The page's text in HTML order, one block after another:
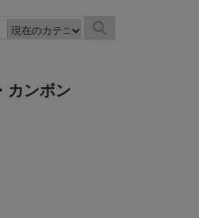
カンボン